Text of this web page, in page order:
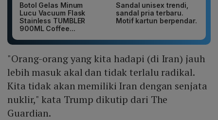
Botol Gelas Minum
Lucu Vacuum Flask
Stainless TUMBLER
900ML Coffee...
Sandal unisex trendi,
sandal pria terbaru.
Motif kartun berpendar.
"Orang-orang yang kita hadapi (di Iran) jauh
lebih masuk akal dan tidak terlalu radikal.
Kita tidak akan memiliki Iran dengan senjata
nuklir," kata Trump dikutip dari The
Guardian.